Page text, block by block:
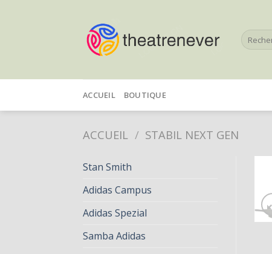
Recherche
pour :
ACCUEIL BOUTIQUE
ACCUEIL / STABIL NEXT GEN
Stan Smith
Adidas Campus
Adidas Spezial
Samba Adidas